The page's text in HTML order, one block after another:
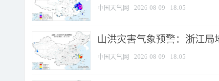
中国天气网 2026-08-09 18:05
山洪灾害气象预警：浙江
中国天气网 2026-08-09 18:05